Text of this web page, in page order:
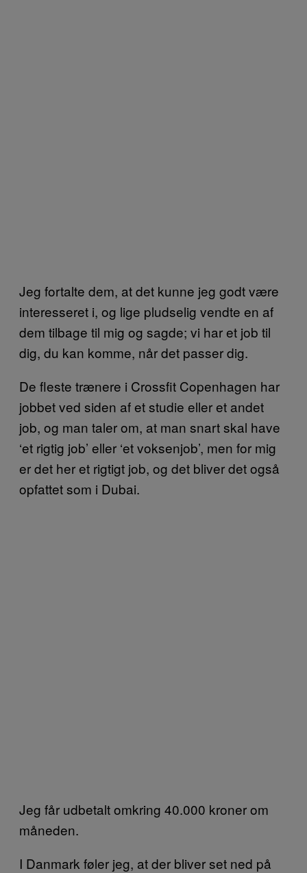
Jeg fortalte dem, at det kunne jeg godt være
interesseret i, og lige pludselig vendte en af
dem tilbage til mig og sagde; vi har et job til
dig, du kan komme, når det passer dig.
De fleste trænere i Crossfit Copenhagen har
jobbet ved siden af et studie eller et andet
job, og man taler om, at man snart skal have
‘et rigtig job’ eller ‘et voksenjob’, men for mig
er det her et rigtigt job, og det bliver det også
opfattet som i Dubai.
Jeg får udbetalt omkring 40.000 kroner om
måneden.
I Danmark føler jeg, at der bliver set ned på